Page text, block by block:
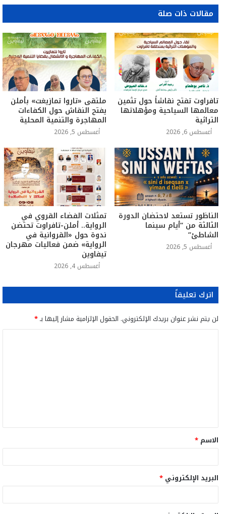
مقالات ذات صلة
تافراوت تفتح نقاشاً حول تثمين
معالمها السياحية ومؤهلاتها
التراثية
أغسطس 6, 2026
ملتقى «تاروا تمازيغت» بأملن
يفتح النقاش حول الكفاءات
المهاجرة والتنمية المحلية
أغسطس 5, 2026
الناظور تستعد لاحتضان الدورة
الثالثة من “أيام سينما
الشاطئ”
أغسطس 5, 2026
تمثلات الفضاء القروي في
الرواية.. أملن-تافراوت تحتضن
ندوة حول «القروانية في
الرواية» ضمن فعاليات مهرجان
تيفاوين
أغسطس 4, 2026
اترك تعليقاً
لن يتم نشر عنوان بريدك الإلكتروني. الحقول الإلزامية مشار إليها بـ*
ق
*
الاسم *
البريد الإلكتروني *